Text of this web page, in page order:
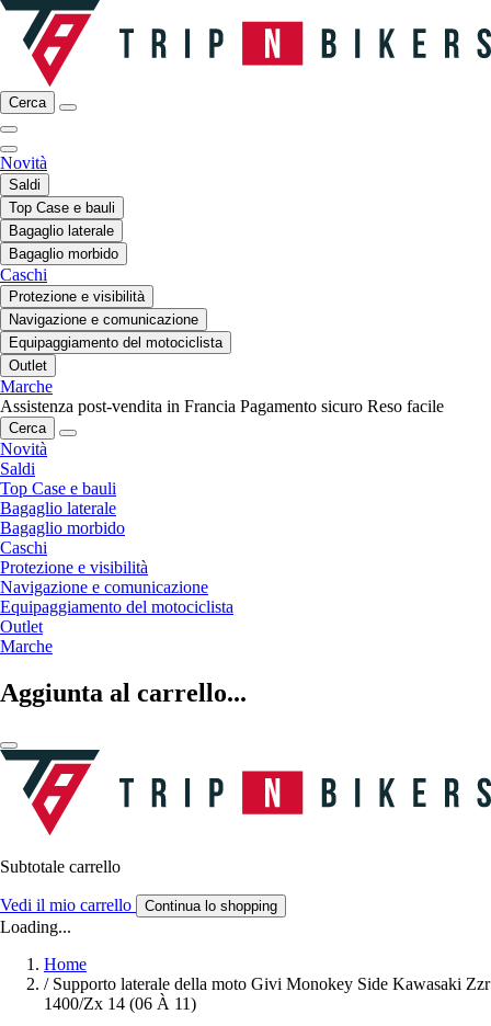
Cerca
Novità
Saldi
Top Case e bauli
Bagaglio laterale
Bagaglio morbido
Caschi
Protezione e visibilità
Navigazione e comunicazione
Equipaggiamento del motociclista
Outlet
Marche
Assistenza post-vendita in Francia Pagamento sicuro Reso facile
Cerca
Novità
Saldi
Top Case e bauli
Bagaglio laterale
Bagaglio morbido
Caschi
Protezione e visibilità
Navigazione e comunicazione
Equipaggiamento del motociclista
Outlet
Marche
Aggiunta al carrello...
Subtotale carrello
Vedi il mio carrello Continua lo shopping
Loading...
Home
/ Supporto laterale della moto Givi Monokey Side Kawasaki Zzr
1400/Zx 14 (06 À 11)